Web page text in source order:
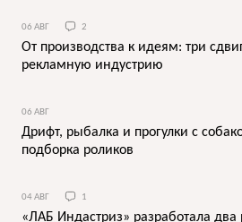
06 АВГ 2
От производства к идеям: три
рекламную индустрию
06 АВГ
Дрифт, рыбалка и прогулки с
подборка роликов
04 АВГ 1
«ЛАБ Индастриз» разработала